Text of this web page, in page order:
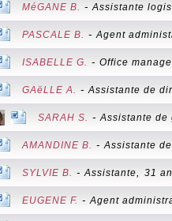
MéGANE B. -Assistante
PASCALE B. -Agent
ISABELLE G. - Office
GAëLLE A. -Assistante de
SARAH S. -Assistante de
AMANDINE B. -Assistante
SYLVIE B. -Assistante, 31
EUGENE F. -Agent